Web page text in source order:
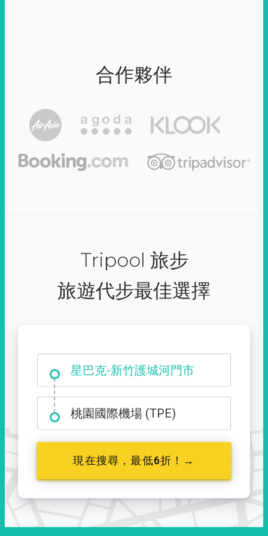
合作夥伴
Tripool 旅步
旅遊代步最佳選擇
大霸尖山登山口
桃園國際機場 (TPE)
現在搜尋，最低6折！→